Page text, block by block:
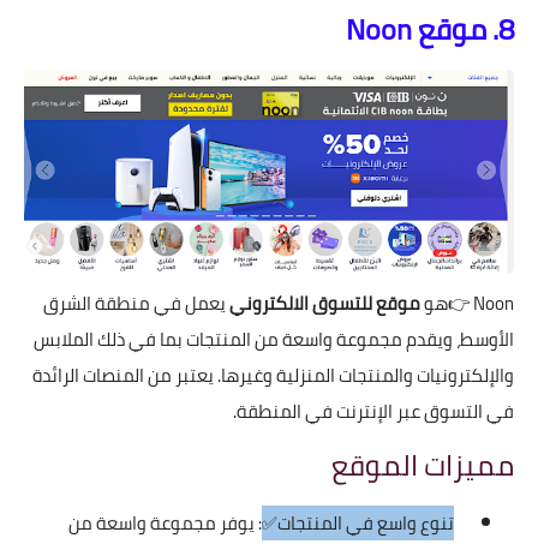
8. موقع Noon
Noon👉هوموقع للتسوق الالكترونييعمل في منطقة الشرق
الأوسط، ويقدم مجموعة واسعة من المنتجات بما في ذلك الملابس
والإلكترونيات والمنتجات المنزلية وغيرها. يعتبر من المنصات الرائدة
في التسوق عبر الإنترنت في المنطقة.
مميزات الموقع
تنوع واسع في المنتجات✅: يوفر مجموعة واسعة من